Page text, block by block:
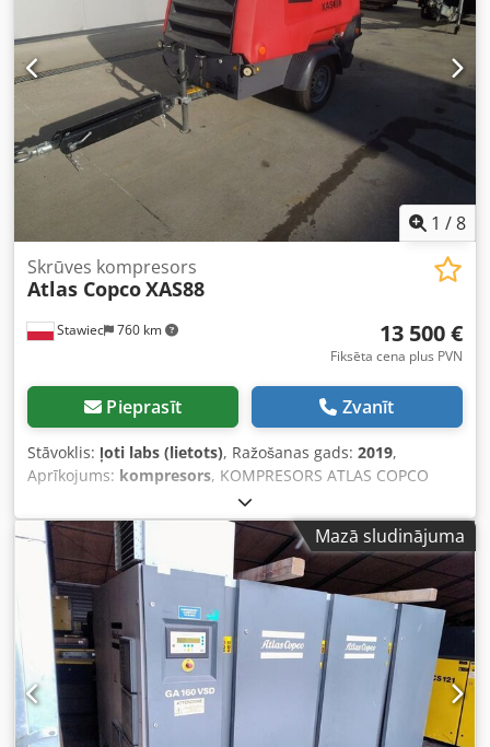
1 /8
Stawiec 760 km
Skrūves kompresors
Atlas CopcoXAS88
13 500 €
Fiksēta cena plus PVN
Pieprasīt Zvanīt
Stāvoklis: ļoti labs (lietots), Ražošanas gads: 2019,
Aprīkojums: kompresors, KOMPRESORS ATLAS COPCO
XAS88 5,2m3 2019.gads Dīzeļdzinēja kompresors ATLAS
COPCO XAS 88 pēc pilna servisa Dedpferdf Swjx Adwsck
Tehniskie dati: ražīgums 5,20 m3/min; darba spiediens 7
Bar; ražošanas gads 2019; KUBOTA dzinējs darba stundas:
1519h!!! kompresors pilnībā darba kārtībā Cena (neto): 58
800 PLN Cena (bruto): 72 324 PLN Zemāk ir saite uz video,
kurā redzama iekārtas darbība
Mazā sludinājuma